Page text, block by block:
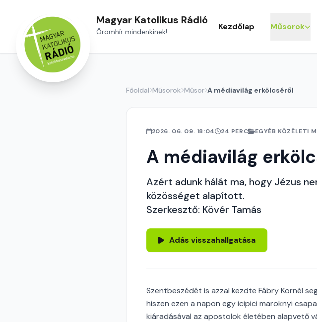
Magyar Katolikus Rádió
Örömhír mindenkinek! Kezdőlap Műsorok
Főoldal Műsorok Műsor A médiavilág erkölcséről
2026. 06. 09. 18:04 24 PERC EGYÉB KÖZÉLETI
A médiavilág
Azért adunk hálát ma, hogy Jézus
közösséget alapított.
Szerkesztő: Kövér Tamás
Adás visszahallgatása
Szentbeszédét is azzal kezdte Fábry Kornél
hiszen ezen a napon egy icipici maroknyi
kiáradásával az apostolok életében alapvető